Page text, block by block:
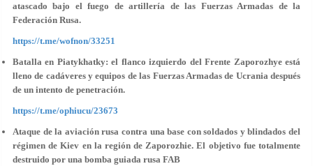
atascado bajo el fuego de artillería de las Fuerzas Armadas de la
Federación Rusa.
https://t.me/wofnon/33251
Batalla en Piatykhatky: el flanco izquierdo del Frente Zaporozhye está
lleno de cadáveres y equipos de las Fuerzas Armadas de Ucrania después
de un intento de penetración.
https://t.me/ophiucu/23673
Ataque de la aviación rusa contra una base con soldados y blindados del
régimen de Kiev en la región de Zaporozhie. El objetivo fue totalmente
destruido por una bomba guiada rusa FAB